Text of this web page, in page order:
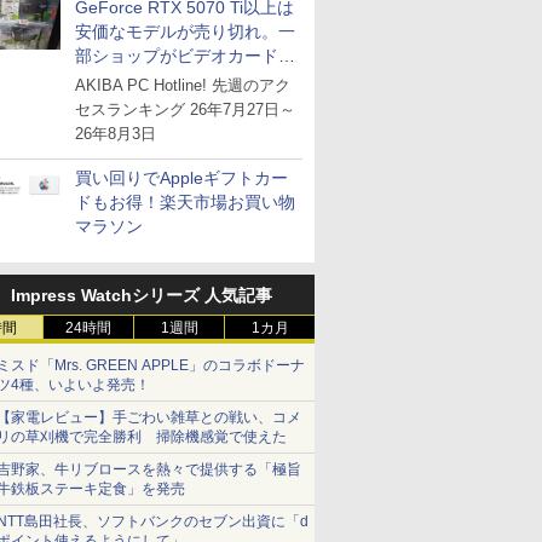
GeForce RTX 5070 Ti以上は
安価なモデルが売り切れ。一
部ショップがビデオカードの
購入制限を実施したニュース
が注目を集める
AKIBA PC Hotline! 先週のアク
セスランキング 26年7月27日～
26年8月3日
買い回りでAppleギフトカー
ドもお得！楽天市場お買い物
マラソン
Impress Watchシリーズ 人気記事
24時間 1週間 1カ月
スド「Mrs. GREEN APPLE」のコラボドーナ
4種、いよいよ発売！
家電レビュー】手ごわい雑草との戦い、コメ
の草刈機で完全勝利 掃除機感覚で使えた
野家、牛リブロースを熱々で提供する「極旨
鉄板ステーキ定食」を発売
島田社長、ソフトバンクのセブン出資に「d